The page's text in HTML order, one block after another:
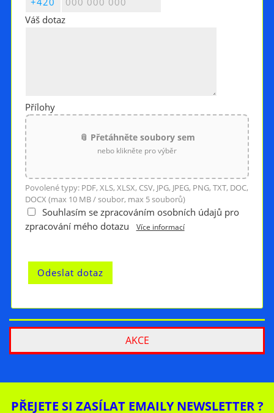
Váš dotaz
Přílohy
📎 Přetáhněte soubory sem
nebo klikněte pro výběr
Povolené typy: PDF, XLS, XLSX, CSV, JPG, JPEG, PNG, TXT, DOC,
DOCX (max 10 MB / soubor, max 5 souborů)
Souhlasím se zpracováním osobních údajů pro
zpracování mého dotazu
Více informací
AKCE
PŘEJETE SI ZASÍLAT EMAILY NEWSLETTER ?